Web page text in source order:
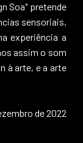
Soa" pretende
sensoriais,
experiência a
assim o som
à arte, e a arte
de 2022